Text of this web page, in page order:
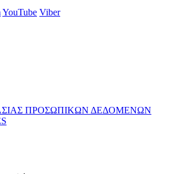
YouTube Viber
ΠΡΟΣΩΠΙΚΩΝ ΔΕΔΟΜΕΝΩΝ